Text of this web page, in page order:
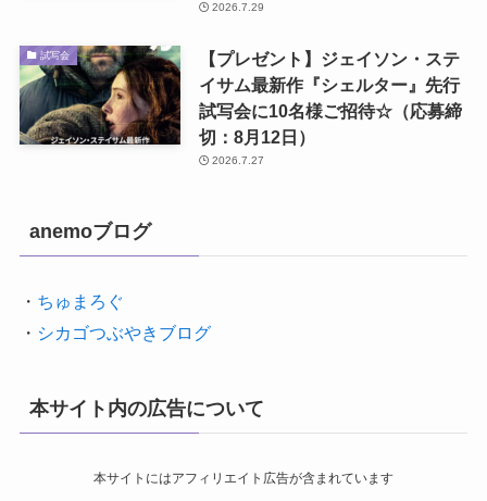
2026.7.29
試写会
【プレゼント】ジェイソン・ステ
イサム最新作『シェルター』先行
試写会に10名様ご招待☆（応募締
切：8月12日）
2026.7.27
anemoブログ
・ ちゅまろぐ
・ シカゴつぶやきブログ
本サイト内の広告について
本サイトにはアフィリエイト広告が含まれています